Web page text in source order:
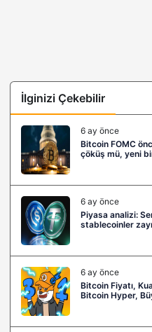
İlginizi Çekebilir
6 ay önce
Bitcoin FOMC
çöküş mü, yeni
6 ay önce
Piyasa analizi:
stablecoinler
6 ay önce
Bitcoin Fiyatı,
Bitcoin Hyper,